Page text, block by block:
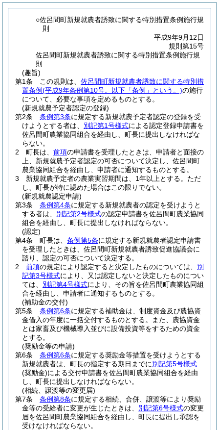
○佐呂間町新規就農者誘致に関する特別措置条例施行規
則
平成9年9月12日
規則第15号
佐呂間町新規就農者誘致に関する特別措置条例施行規
則
(趣旨)
第1条
この規則は、 佐呂間町新規就農者誘致に関する特別措
置条例(平成9年条例第10号。以下「条例」という。)の施行
について、必要な事項を定めるものとする。
(新規就農予定者認定の登録)
第2条
条例第3条に規定する新規就農予定者認定の登録を受
けようとする者は、 別記第1号様式による認定登録申請書を
佐呂間町農業協同組合を経由し、町長に提出しなければな
らない。
2
町長は、 前項の申請書を受理したときは、申請者と面接の
上、新規就農予定者認定の可否について決定し、佐呂間町
農業協同組合を経由し、申請者に通知するものとする。
3
新規就農予定者の農業実習期間は、1年以上とする。 ただ
し、町長が特に認めた場合はこの限りでない。
(新規就農認定申請)
第3条
条例第4条に規定する新規就農者の認定を受けようと
する者は、 別記第2号様式の認定申請書を佐呂間町農業協同
組合を経由し、町長に提出しなければならない。
(認定)
第4条
町長は、 条例第5条に規定する新規就農者認定申請書
を受理したときは、佐呂間町新規就農者誘致促進協議会に
諮り、認定の可否について決定する。
2
前項の規定により認定すると決定したものについては、 別
記第3号様式により、又は認定しないと決定したものについ
ては、 別記第4号様式により、その旨を佐呂間町農業協同組
合を経由し、申請者に通知するものとする。
(補助金の交付)
第5条
条例第6条に規定する補助金は、制度資金及び農協資
金借入の年度に一括交付するものとする。
また、農協資金
とは家畜及び機械導入並びに設備投資等をするための資金
とする。
(奨励金等の申請)
第6条
条例第6条に規定する奨励金等措置を受けようとする
新規就農者は、町長の指定する期日までに別記第5号様式
(奨励金)による交付申請書を佐呂間町農業協同組合を経由
し、町長に提出しなければならない。
(相続、譲渡等の変更届)
第7条
条例第8条に規定する相続、合併、譲渡等により奨励
金等の受給者に変更が生じたときは、 別記第6号様式の変更
届を佐呂間町農業協同組合を経由し、町長に提出し承認を
受けなければならない。